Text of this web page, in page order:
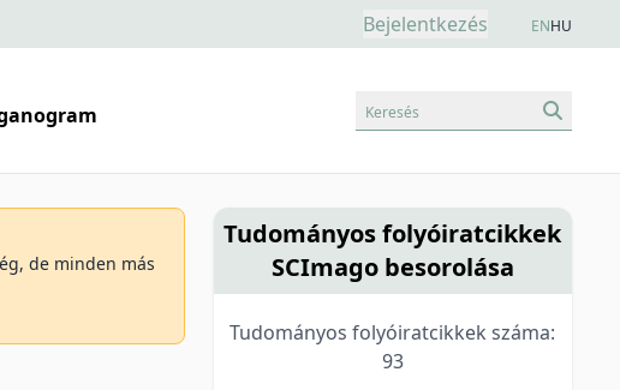
Bejelentkezés ENHU
Keresés
de minden más
Tudományos folyóiratcikkek
SCImago besorolása
Tudományos folyóiratcikkek száma:
93